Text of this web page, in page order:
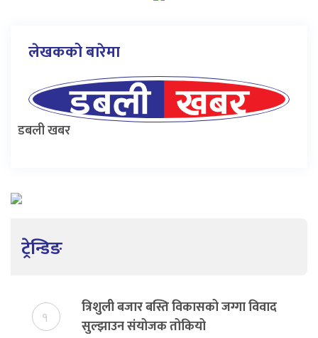
लेखकको बारेमा
डबली खबर
ट्रेन्डिङ
१
त्रिशुली बजार बस्ति विकासको जग्गा विवाद
सुल्झाउन संयोजक तोकियो